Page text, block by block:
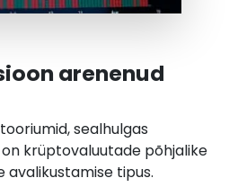
arenenud
sealhulgas
on krüptovaluutade põhjalike
avalikustamise tipus.